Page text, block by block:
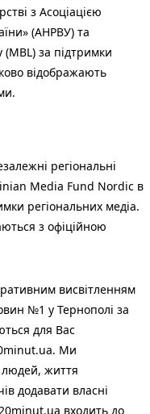
з Асоціацією
(АНРВУ) та
(MBL) за підтримки
відображають
регіональні
Media Fund Nordic в
регіональних медіа.
з офіційною
висвітленням
№1 у Тернополі за
для Вас
Ми
людей, життя
додавати власні
входить до